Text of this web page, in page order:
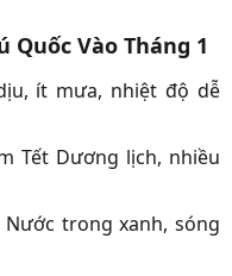
Quốc Vào Tháng 1
ít mưa, nhiệt độ dễ
Tết Dương lịch, nhiều
Nước trong xanh, sóng